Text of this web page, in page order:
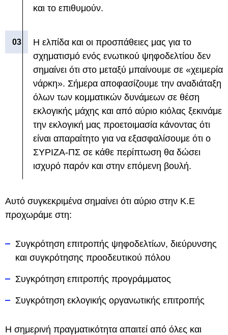
και το επιθυμούν.
Η ελπίδα και οι προσπάθειες μας για το
σχηματισμό ενός ενωτικού ψηφοδελτίου δεν
σημαίνει ότι στο μεταξύ μπαίνουμε σε «χειμερία
νάρκη». Σήμερα αποφασίζουμε την αναδιάταξη
όλων των κομματικών δυνάμεων σε θέση
εκλογικής μάχης και από αύριο κιόλας ξεκινάμε
την εκλογική μας προετοιμασία κάνοντας ότι
είναι απαραίτητο για να εξασφαλίσουμε ότι ο
ΣΥΡΙΖΑ-ΠΣ σε κάθε περίπτωση θα δώσει
ισχυρό παρόν και στην επόμενη βουλή.
Αυτό συγκεκριμένα σημαίνει ότι αύριο στην Κ.Ε
προχωράμε στη:
Συγκρότηση επιτροπής ψηφοδελτίων, διεύρυνσης
και συγκρότησης προοδευτικού πόλου
⁠Συγκρότηση επιτροπής προγράμματος
Συγκρότηση εκλογικής οργανωτικής επιτροπής
Η σημερινή πραγματικότητα απαιτεί από όλες και